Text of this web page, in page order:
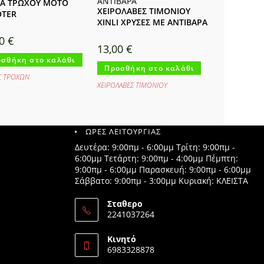
ΤΡΩΧΟΥ MOTO
€
στο καλάθι
ΤΡΟΧΩΝ
ΧΕΙΡΟΛΑΒΕΣ ΤΙΜΟΝΙΟΥ
XINLI ΧΡΥΣΕΣ ΜΕ ΑΝΤΙΒΑΡΑ
13,00€
Προσθήκη στο καλάθι
ΧΕΙΡΟΛΑΒΕΣ ΤΙΜΟΝΙΟΥ
ΩΡΕΣ ΛΕΙΤΟΥΡΓΙΑΣ
Δευτέρα: 9:00πμ - 6:00μμ Τρίτη: 9:00πμ -
6:00μμ Τετάρτη: 9:00πμ - 4:00μμ Πέμπτη:
9:00πμ - 6:00μμ Παρασκευή: 9:00πμ - 6:00μμ
Σάββατο: 9:00πμ - 3:00μμ Κυριακή: ΚΛΕΙΣΤΑ
Σταθερο
2241037264
in
your
Κινητό
6983328878